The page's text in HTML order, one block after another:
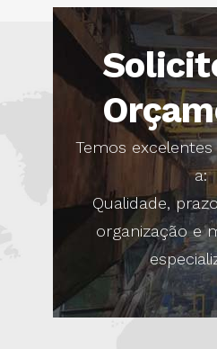
Temos
a:
Qualidade,
organização e